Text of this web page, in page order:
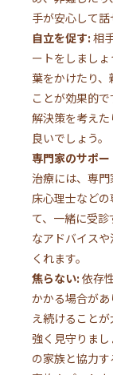
手が安心して話
自立を促す: 相
ートをしまし
葉をかけたり
ことが効果的
解決策を考え
良いでしょう。
専門家のサポ
治療には、専
床心理士など
て、一緒に受
なアドバイス
くれます。
焦らない: 依存
かかる場合が
え続けること
強く見守りま
の家族と協力す